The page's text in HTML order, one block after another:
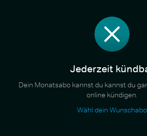
Jederzeit
Dein Monatsabo kannst du kannst du
online kündigen.
Wähl dein Wunschabo